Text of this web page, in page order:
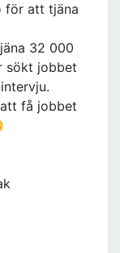
för att tjäna
32 000
sökt jobbet
få jobbet